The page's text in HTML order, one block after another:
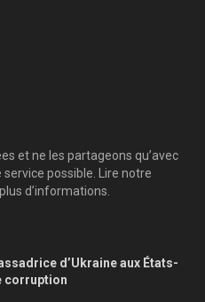
et ne les partageons qu’avec
possible. Lire notre
d’informations.
d’Ukraine aux États-
corruption